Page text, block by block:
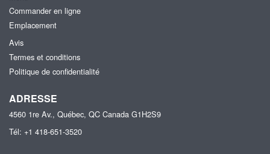
Commander en ligne
Emplacement
Avis
Termes et conditions
Politique de confidentialité
ADRESSE
4560 1re Av., Québec, QC Canada G1H2S9
Tél: +1 418-651-3520